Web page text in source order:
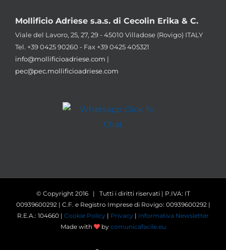
Mollificio Adriese s.a.s. di Cecolin Erika & C.
Viale del Lavoro, 25, 27, 29 - 45010 Villadose (Rovigo) ITALY
Tel. +39 0425 90260 - Fax +39 0425 405321
info@mollificioadriese.com |
pec@pec.mollificioadriese.com
© Copyright 2016 | Tutti i diritti riservati | P.IVA: IT
00939600292 | C.F. e Registro Imprese di Rovigo: 00939600292 |
R.E.A.: 104660 | Cookie Policy | Privacy | Informativa Newsletter
Made with
by comunicafacile.eu